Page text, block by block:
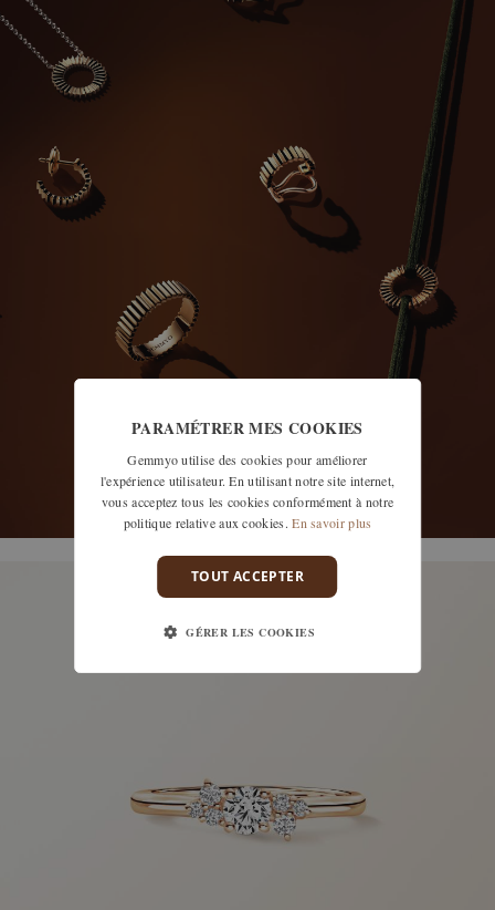
PARAMÉTRER MES COOKIES
Gemmyo utilise des cookies pour améliorer
l'expérience utilisateur. En utilisant notre site internet,
vous acceptez tous les cookies conformément à notre
politique relative aux cookies. En savoir plus
TOUT ACCEPTER
GÉRER LES COOKIES